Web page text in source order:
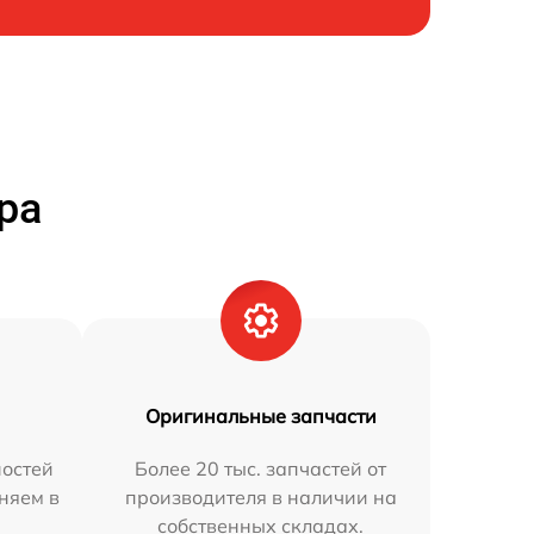
в
Оригинальные запчасти
Более 20 тыс. запчастей от
производителя в наличии на
собственных складах.